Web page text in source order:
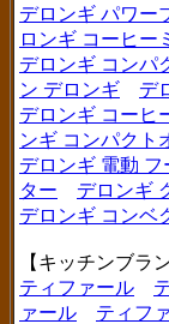
デロンギ パワー
ロンギ コーヒー
デロンギ コンパ
ン デロンギ
デ
デロンギ コーヒ
ンギ コンパクト
デロンギ 電動
ター
デロンギ
デロンギ コンベ
【キッチンブラ
ティファール
ァール
ティフ